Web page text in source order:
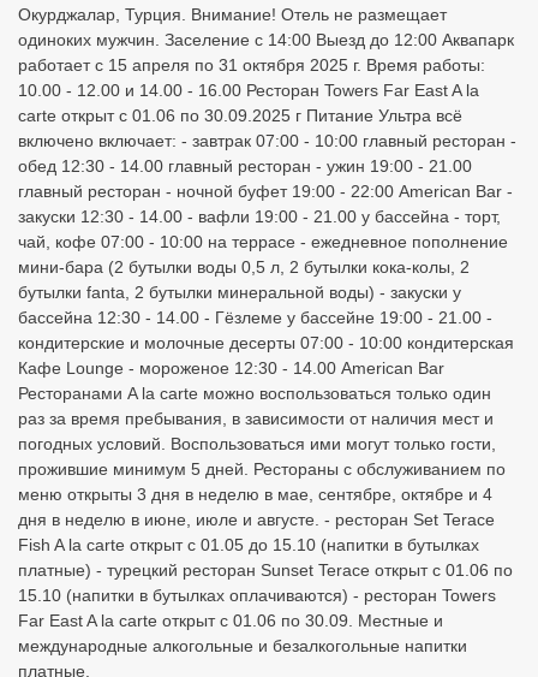
Окурджалар, Турция. Внимание! Отель не размещает
одиноких мужчин. Заселение с 14:00 Выезд до 12:00 Аквапарк
работает с 15 апреля по 31 октября 2025 г. Время работы:
10.00 - 12.00 и 14.00 - 16.00 Ресторан Towers Far East A la
carte открыт с 01.06 по 30.09.2025 г Питание Ультра всё
включено включает: - завтрак 07:00 - 10:00 главный ресторан -
обед 12:30 - 14.00 главный ресторан - ужин 19:00 - 21.00
главный ресторан - ночной буфет 19:00 - 22:00 American Bar -
закуски 12:30 - 14.00 - вафли 19:00 - 21.00 у бассейна - торт,
чай, кофе 07:00 - 10:00 на террасе - ежедневное пополнение
мини-бара (2 бутылки воды 0,5 л, 2 бутылки кока-колы, 2
бутылки fanta, 2 бутылки минеральной воды) - закуски у
бассейна 12:30 - 14.00 - Гёзлеме у бассейне 19:00 - 21.00 -
кондитерские и молочные десерты 07:00 - 10:00 кондитерская
Кафе Lounge - мороженое 12:30 - 14.00 American Bar
Ресторанами A la carte можно воспользоваться только один
раз за время пребывания, в зависимости от наличия мест и
погодных условий. Воспользоваться ими могут только гости,
прожившие минимум 5 дней. Рестораны с обслуживанием по
меню открыты 3 дня в неделю в мае, сентябре, октябре и 4
дня в неделю в июне, июле и августе. - ресторан Set Terace
Fish A la carte открыт с 01.05 до 15.10 (напитки в бутылках
платные) - турецкий ресторан Sunset Terace открыт с 01.06 по
15.10 (напитки в бутылках оплачиваются) - ресторан Towers
Far East A la carte открыт с 01.06 по 30.09. Местные и
международные алкогольные и безалкогольные напитки
платные.